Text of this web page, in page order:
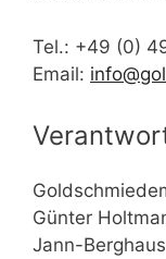
Tel.: +49 (0)
Email:
Günter
Jann-